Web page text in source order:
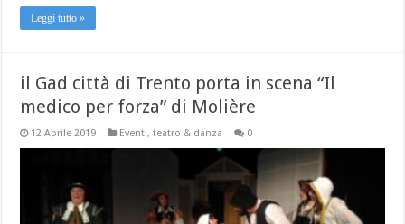
Leggi tutto »
il Gad città di Trento porta in scena “Il
medico per forza” di Molière
12 Aprile 2019 Eventi,teatro & danza 0